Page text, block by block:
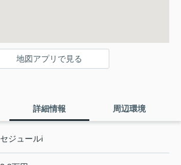
地図アプリで見る
詳細情報 周辺環境
セジュールi